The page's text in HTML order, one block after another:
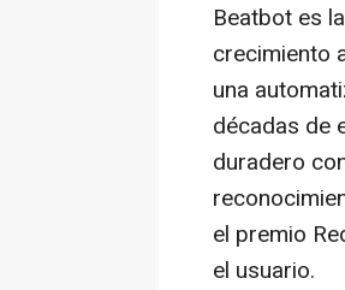
Beatbot es
crecimiento
una
décadas de
duradero
el premio
el usuario.